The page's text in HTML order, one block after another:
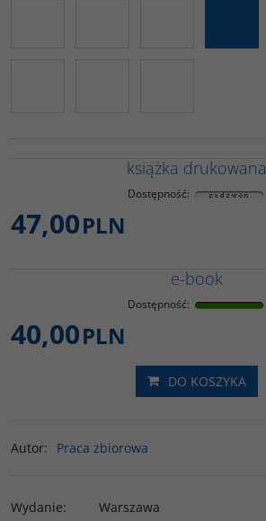
książka drukowana
Dostępność:
47,00PLN
e-book
Dostępność:
40,00PLN
DO KOSZYKA
Autor: Praca zbiorowa
Wydanie:
Warszawa